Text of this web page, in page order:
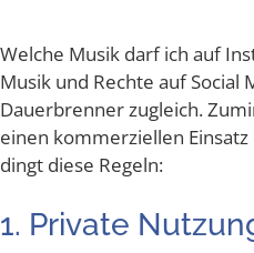
Wel­che Musik darf ich auf
Musik und Rech­te auf Social
Dau­er­bren­ner zugleich.
einen kom­mer­zi­el­len
dingt die­se Regeln:
1. Pri­va­te